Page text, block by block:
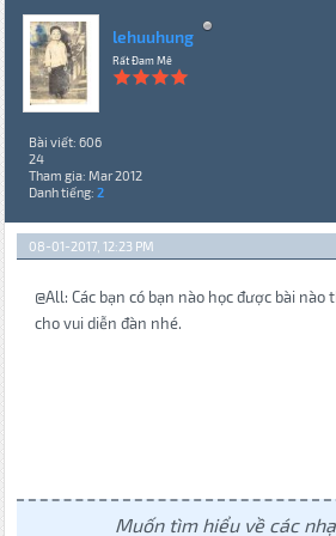
lehuuhung
Rất Đam Mê
Bài viết: 606
24
Tham gia: Mar 2012
Danh tiếng: 2
08-01-2017, 12:23 PM
@All: Các bạn có bạn nào học được bài
cho vui diễn đàn nhé.
Muốn tìm hiểu về các